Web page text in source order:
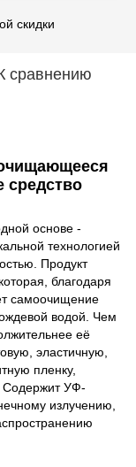
скидки
сравнению
средство
основе -
технологией
Продукт
благодаря
самоочищение
водой. Чем
её
эластичную,
пленку,
Содержит УФ-
излучению,